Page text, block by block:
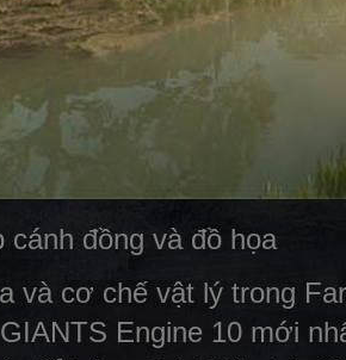
cánh đồng và đồ họa
và cơ chế vật lý trong
Engine 10 mới